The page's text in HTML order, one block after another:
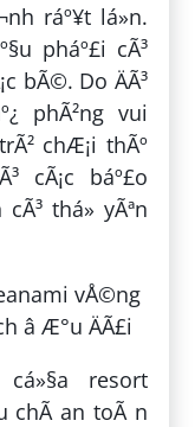
ráº¥t lá»n.
pháº£i cÃ³
bÃ©. Do ÄÃ³
phÃ²ng vui
chÆ¡i thÃº
cÃ¡c báº£o
thá» yÃªn
resort
chÃ­ an toÃ n